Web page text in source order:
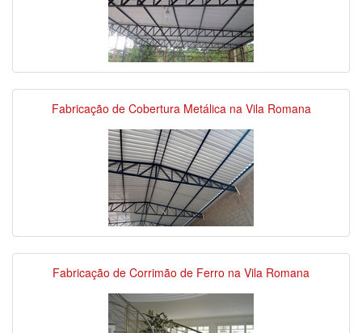
Fabricação de Cobertura Metálica na Vila Romana
Fabricação de Corrimão de Ferro na Vila Romana